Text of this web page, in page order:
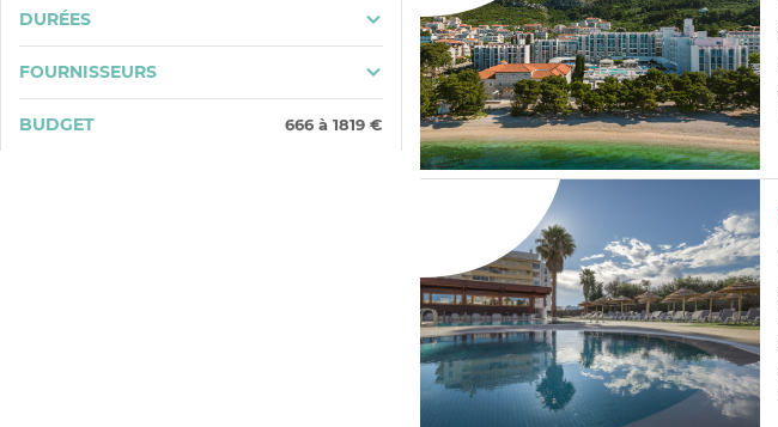
DURÉES
FOURNISSEURS
BUDGET 666 à 1819 €